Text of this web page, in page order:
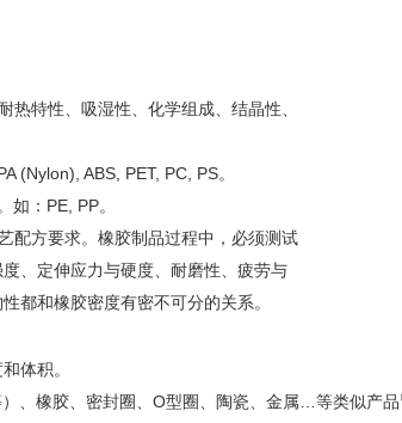
热特性、吸湿性、化学组成、结晶性、
(Nylon), ABS, PET, PC, PS。
如： PE, PP。
配方要求。橡胶制品过程中，必须测试
、定伸应力与硬度、耐磨性、疲劳与
都和橡胶密度有密不可分的关系。
体积。
、橡胶、密封圈、 O型圈、陶瓷、金属…等类似产